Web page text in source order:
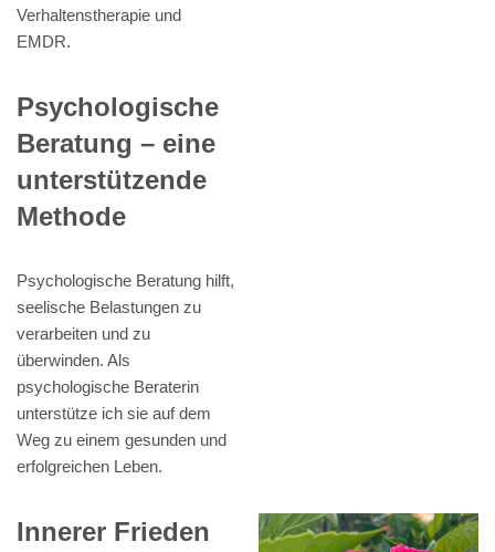
Verhaltenstherapie und
EMDR.
Psychologische
Beratung – eine
unterstützende
Methode
Psychologische Beratung hilft,
seelische Belastungen zu
verarbeiten und zu
überwinden. Als
psychologische Beraterin
unterstütze ich sie auf dem
Weg zu einem gesunden und
erfolgreichen Leben.
Innerer Frieden